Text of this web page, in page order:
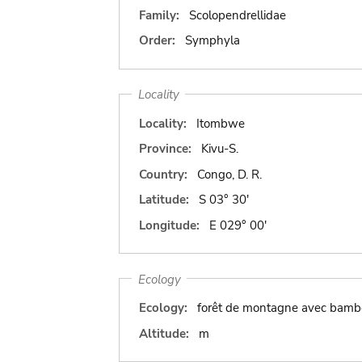
Family:
Scolopendrellidae
Order:
Symphyla
Locality
Locality:
Itombwe
Province:
Kivu-S.
Country:
Congo, D. R.
Latitude:
S 03° 30'
Longitude:
E 029° 00'
Ecology
Ecology:
forêt de montagne avec
Altitude:
m